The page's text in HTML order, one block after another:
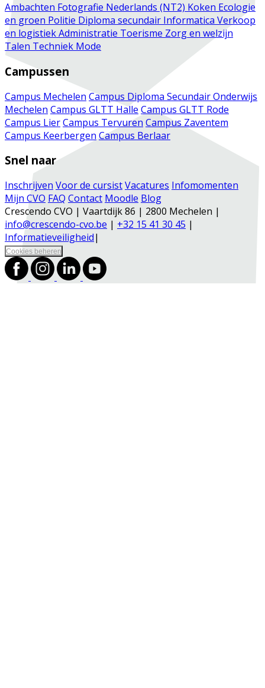
Ambachten Fotografie Nederlands (NT2) Koken Ecologie
en groen Politie Diploma secundair Informatica Verkoop
en logistiekAdministratie Toerisme Zorg en welzijn
Talen Techniek Mode
Campussen
Campus Mechelen Campus Diploma Secundair Onderwijs
Mechelen Campus GLTT Halle Campus GLTT Rode
Campus LierCampus Tervuren Campus Zaventem
Campus Keerbergen Campus Berlaar
Snel naar
Inschrijven Voor de cursistVacatures Infomomenten
Mijn CVO FAQ Contact Moodle Blog
Crescendo CVO | Vaartdijk 86 | 2800 Mechelen |
info@crescendo-cvo.be | +32 15 41 30 45 |
Informatieveiligheid|
Cookies beheren